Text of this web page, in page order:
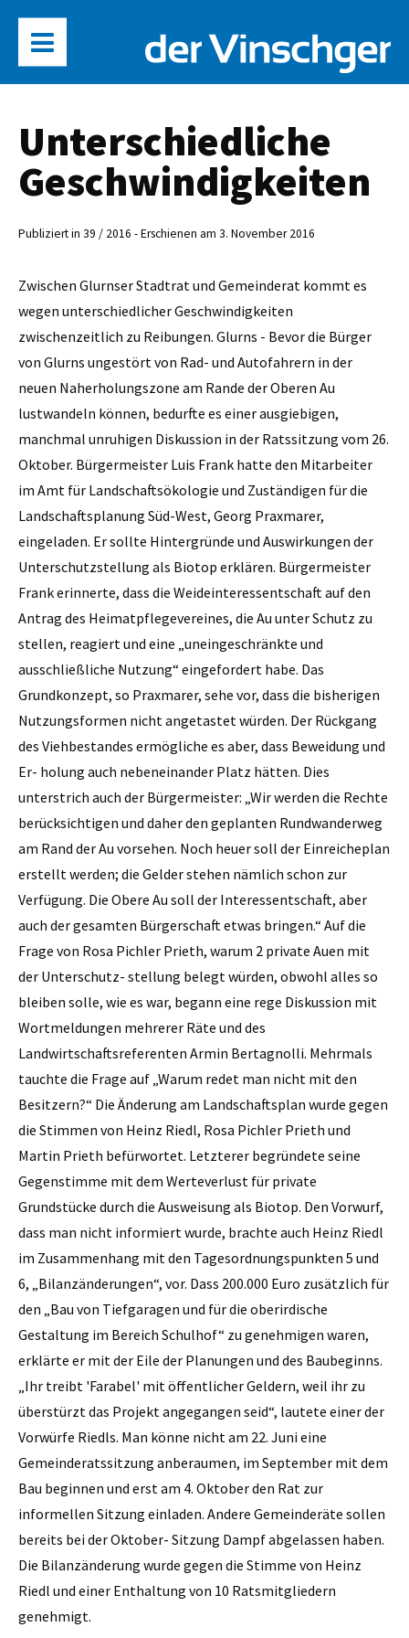
Unterschiedliche
Geschwindigkeiten
Publiziert in 39 / 2016 - Erschienen am 3. November 2016
Zwischen Glurnser Stadtrat und Gemeinderat kommt es
wegen unterschiedlicher Geschwindigkeiten
zwischenzeitlich zu Reibungen. Glurns - Bevor die Bürger
von Glurns ungestört von Rad- und Autofahrern in der
neuen Naherholungszone am Rande der Oberen Au
lustwandeln können, bedurfte es einer ausgiebigen,
manchmal unruhigen Diskussion in der Ratssitzung vom 26.
Oktober. Bürgermeister Luis Frank hatte den Mitarbeiter
im Amt für Landschaftsökologie und Zuständigen für die
Landschaftsplanung Süd-West, Georg Praxmarer,
eingeladen. Er sollte Hintergründe und Auswirkungen der
Unterschutzstellung als Biotop erklären. Bürgermeister
Frank erinnerte, dass die Weideinteressentschaft auf den
Antrag des Heimatpflegevereines, die Au unter Schutz zu
stellen, reagiert und eine „uneingeschränkte und
ausschließliche Nutzung“ eingefordert habe. Das
Grundkonzept, so Praxmarer, sehe vor, dass die bisherigen
Nutzungsformen nicht angetastet würden. Der Rückgang
des Viehbestandes ermögliche es aber, dass Beweidung und
Er- holung auch nebeneinander Platz hätten. Dies
unterstrich auch der Bürgermeister: „Wir werden die Rechte
berücksichtigen und daher den geplanten Rundwanderweg
am Rand der Au vorsehen. Noch heuer soll der Einreicheplan
erstellt werden; die Gelder stehen nämlich schon zur
Verfügung. Die Obere Au soll der Interessentschaft, aber
auch der gesamten Bürgerschaft etwas bringen.“ Auf die
Frage von Rosa Pichler Prieth, warum 2 private Auen mit
der Unterschutz- stellung belegt würden, obwohl alles so
bleiben solle, wie es war, begann eine rege Diskussion mit
Wortmeldungen mehrerer Räte und des
Landwirtschaftsreferenten Armin Bertagnolli. Mehrmals
tauchte die Frage auf „Warum redet man nicht mit den
Besitzern?“ Die Änderung am Landschaftsplan wurde gegen
die Stimmen von Heinz Riedl, Rosa Pichler Prieth und
Martin Prieth befürwortet. Letzterer begründete seine
Gegenstimme mit dem Werteverlust für private
Grundstücke durch die Ausweisung als Biotop. Den Vorwurf,
dass man nicht informiert wurde, brachte auch Heinz Riedl
im Zusammenhang mit den Tagesordnungspunkten 5 und
6, „Bilanzänderungen“, vor. Dass 200.000 Euro zusätzlich für
den „Bau von Tiefgaragen und für die oberirdische
Gestaltung im Bereich Schulhof“ zu genehmigen waren,
erklärte er mit der Eile der Planungen und des Baubeginns.
„Ihr treibt 'Farabel' mit öffentlicher Geldern, weil ihr zu
überstürzt das Projekt angegangen seid“, lautete einer der
Vorwürfe Riedls. Man könne nicht am 22. Juni eine
Gemeinderatssitzung anberaumen, im September mit dem
Bau beginnen und erst am 4. Oktober den Rat zur
informellen Sitzung einladen. Andere Gemeinderäte sollen
bereits bei der Oktober- Sitzung Dampf abgelassen haben.
Die Bilanzänderung wurde gegen die Stimme von Heinz
Riedl und einer Enthaltung von 10 Ratsmitgliedern
genehmigt.